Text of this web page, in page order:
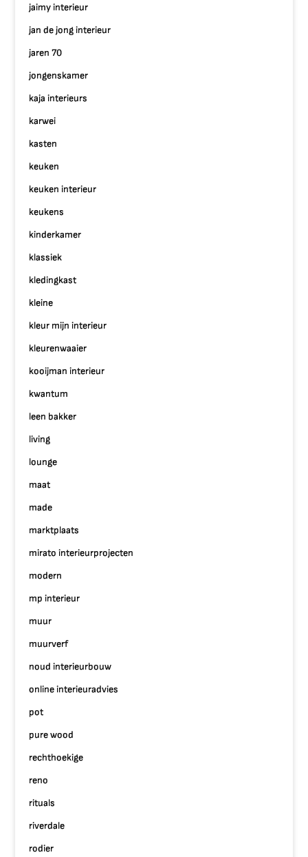
jaimy interieur
jan de jong interieur
jaren 70
jongenskamer
kaja interieurs
karwei
kasten
keuken
keuken interieur
keukens
kinderkamer
klassiek
kledingkast
kleine
kleur mijn interieur
kleurenwaaier
kooijman interieur
kwantum
leen bakker
living
lounge
maat
made
marktplaats
mirato interieurprojecten
modern
mp interieur
muur
muurverf
noud interieurbouw
online interieuradvies
pot
pure wood
rechthoekige
reno
rituals
riverdale
rodier